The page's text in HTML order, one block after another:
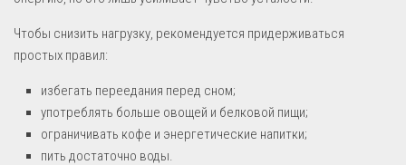
Чтобы снизить нагрузку, рекомендуется придерживаться
простых правил:
избегать переедания перед сном;
употреблять больше овощей и белковой пищи;
ограничивать кофе и энергетические напитки;
пить достаточно воды.